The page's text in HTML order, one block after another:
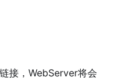
接，WebServer将会